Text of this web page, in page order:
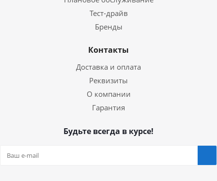
Тест-драйв
Бренды
Контакты
Доставка и оплата
Реквизиты
О компании
Гарантия
Будьте всегда в курсе!